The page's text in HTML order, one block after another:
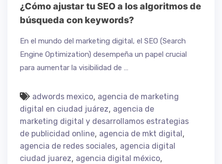
¿Cómo ajustar tu SEO a los algoritmos de
búsqueda con keywords?
En el mundo del marketing digital, el SEO (Search
Engine Optimization) desempeña un papel crucial
para aumentar la visibilidad de …
adwords mexico, agencia de marketing
digital en ciudad juárez, agencia de
marketing digital y desarrollamos estrategias
de publicidad online, agencia de mkt digital ,
agencia de redes sociales, agencia digital
ciudad juarez, agencia digital méxico,